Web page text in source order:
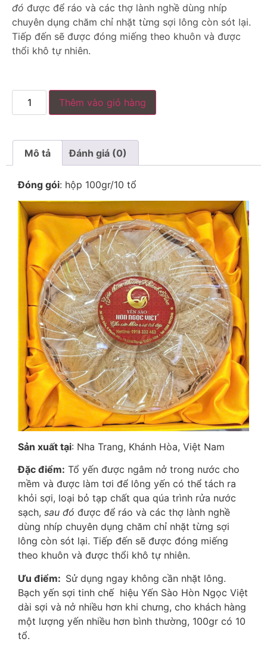
đó được để ráo và các thợ lành nghề dùng nhíp
chuyên dụng chăm chỉ nhặt từng sợi lông còn sót lại.
Tiếp đến sẽ được đóng miếng theo khuôn và được
thổi khô tự nhiên.
Thêm vào giỏ hàng
Mô tả Đánh giá (0)
Đóng gói: hộp 100gr/10 tổ
Sản xuất tại: Nha Trang, Khánh Hòa, Việt Nam
Đặc điểm: Tổ yến được ngâm nở trong nước cho
mềm và được làm tơi để lông yến có thể tách ra
khỏi sợi, loại bỏ tạp chất qua qúa trình rửa nước
sạch, sau đó được để ráo và các thợ lành nghề
dùng nhíp chuyên dụng chăm chỉ nhặt từng sợi
lông còn sót lại. Tiếp đến sẽ được đóng miếng
theo khuôn và được thổi khô tự nhiên.
Ưu điểm: Sử dụng ngay không cần nhặt lông.
Bạch yến sợi tinh chế hiệu Yến Sào Hòn Ngọc Việt
dài sợi và nở nhiều hơn khi chưng, cho khách hàng
một lượng yến nhiều hơn bình thường, 100gr có 10
tổ.